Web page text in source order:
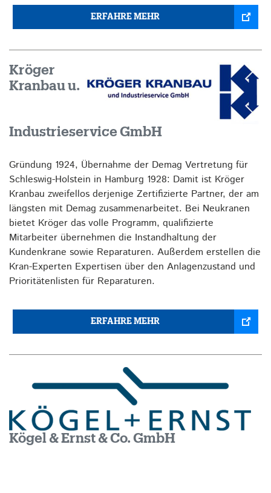
ERFAHRE MEHR
Kröger
Kranbau u.
Industrieservice GmbH
Gründung 1924, Übernahme der Demag Vertretung für
Schleswig-Holstein in Hamburg 1928: Damit ist Kröger
Kranbau zweifellos derjenige Zertifizierte Partner, der am
längsten mit Demag zusammenarbeitet. Bei Neukranen
bietet Kröger das volle Programm, qualifizierte
Mitarbeiter übernehmen die Instandhaltung der
Kundenkrane sowie Reparaturen. Außerdem erstellen die
Kran-Experten Expertisen über den Anlagenzustand und
Prioritätenlisten für Reparaturen.
ERFAHRE MEHR
Kögel & Ernst & Co. GmbH